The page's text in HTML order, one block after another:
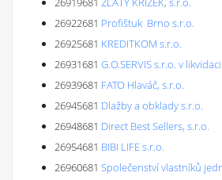
26922681 Profištuk Brno s.r.o.
26925681 KREDITKOM s.r.o.
26931681 G.O.SERVIS s.r.o. v likvidaci
26939681 FATO Hlaváč, s.r.o.
26945681 Dlažby a obklady s.r.o.
26948681 Direct Best Sellers, s.r.o.
26954681 BIBI LIFE s.r.o.
26960681 Společenství vlastníků